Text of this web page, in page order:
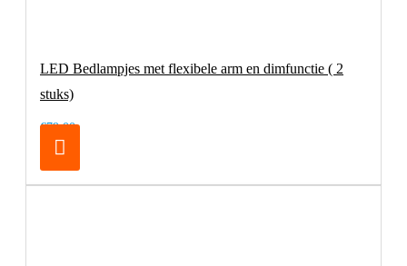
LED Bedlampjes met flexibele arm en dimfunctie ( 2
stuks)
€79,00